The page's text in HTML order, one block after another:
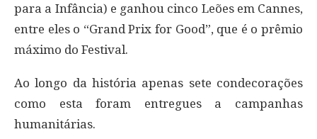
para a Infância) e ganhou cinco Leões em Cannes,
entre eles o “Grand Prix for Good”, que é o prêmio
máximo do Festival.
Ao longo da história apenas sete condecorações
como esta foram entregues a campanhas
humanitárias.